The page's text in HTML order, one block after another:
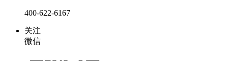
400-622-6167
关注
微信